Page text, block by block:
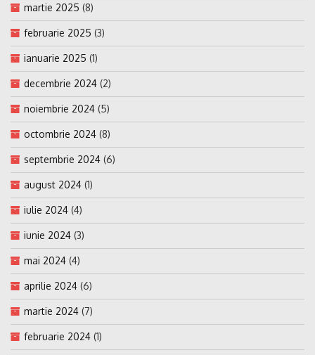
martie 2025 (8)
februarie 2025 (3)
ianuarie 2025 (1)
decembrie 2024 (2)
noiembrie 2024 (5)
octombrie 2024 (8)
septembrie 2024 (6)
august 2024 (1)
iulie 2024 (4)
iunie 2024 (3)
mai 2024 (4)
aprilie 2024 (6)
martie 2024 (7)
februarie 2024 (1)